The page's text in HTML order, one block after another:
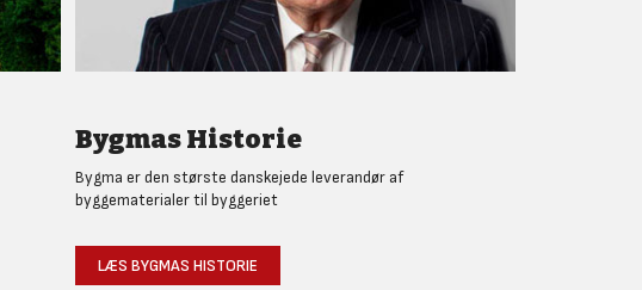
Bygmas Historie
Bygma er den største danskejede leverandør af
byggematerialer til byggeriet
LÆS BYGMAS HISTORIE